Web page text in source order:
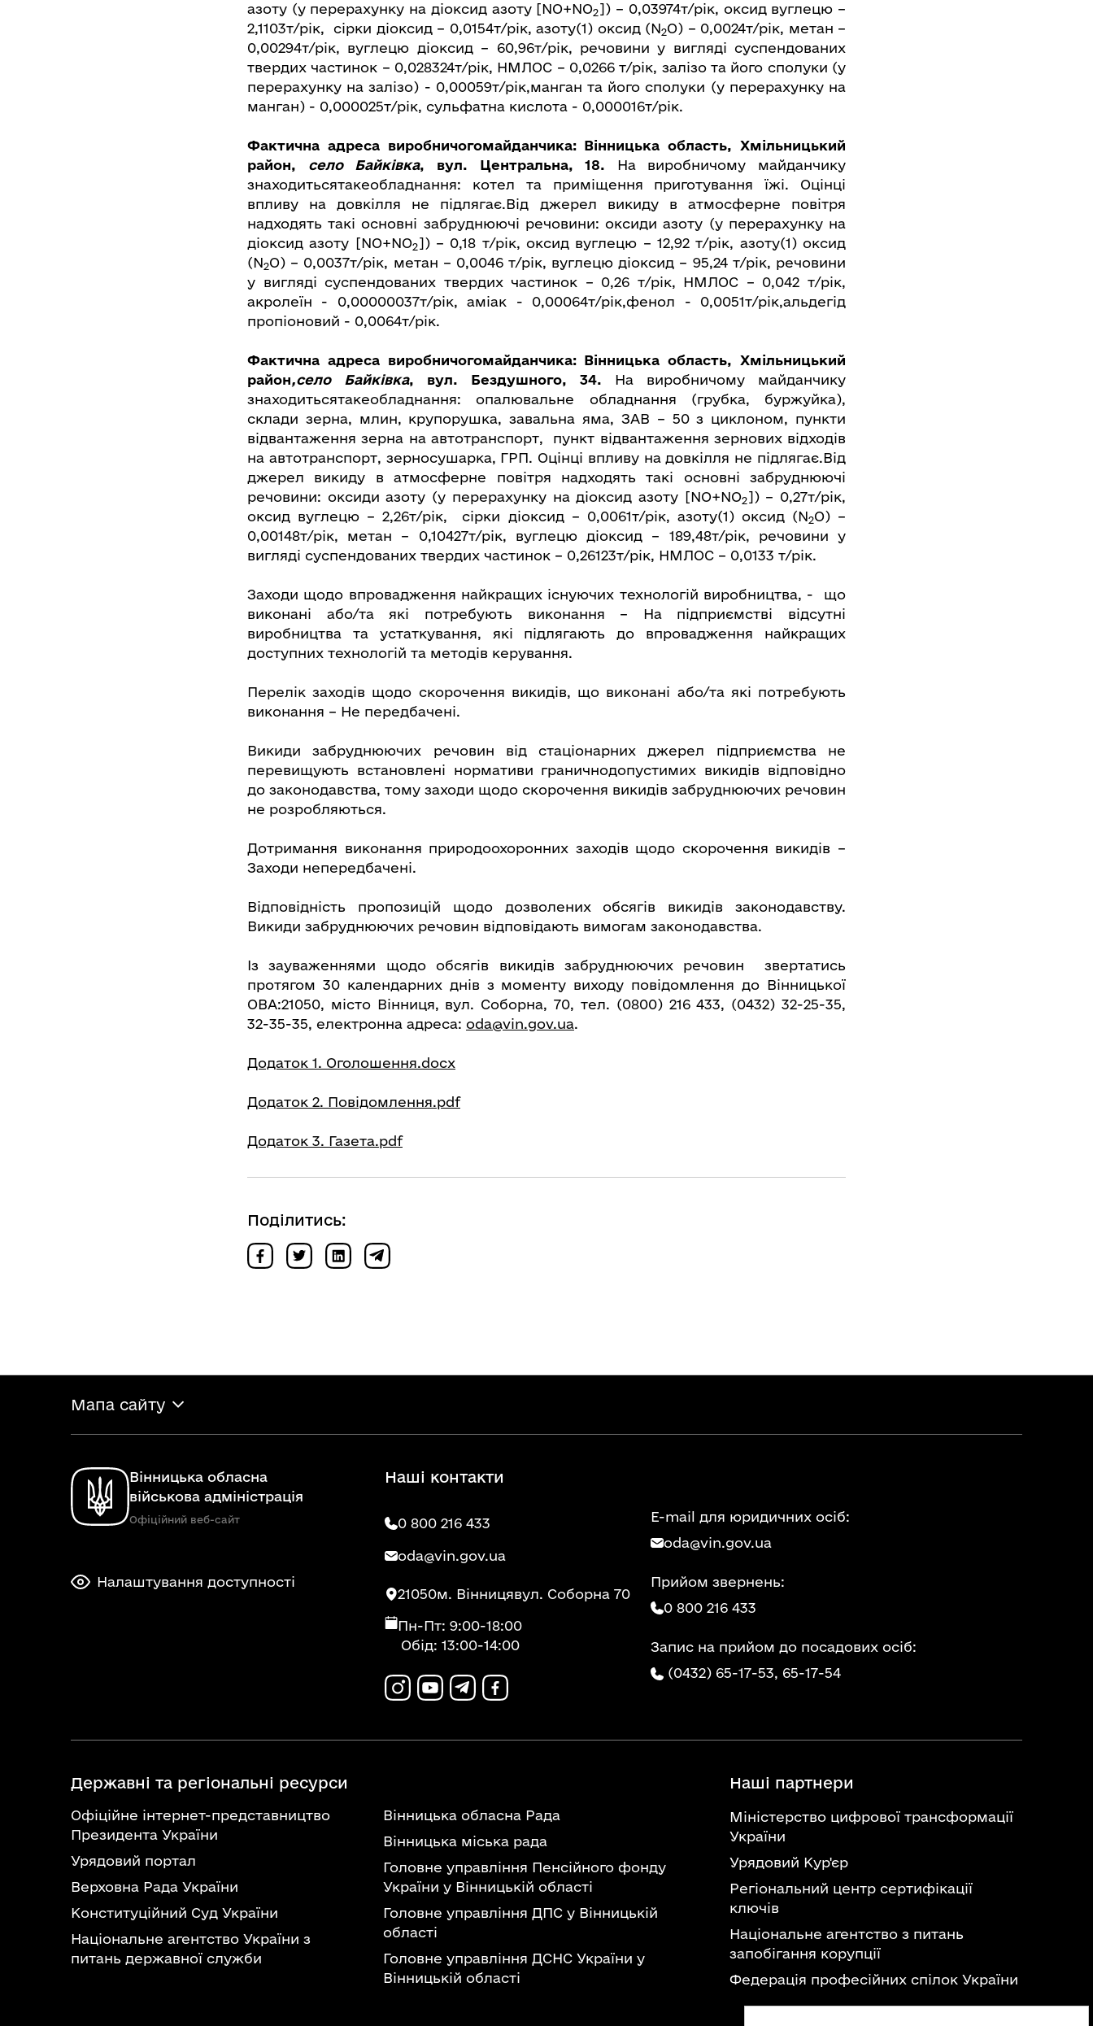
азоту (у перерахунку на діоксид азоту [NO+NO2]) – 0,03974т/рік, оксид вуглецю –
2,1103т/рік, сірки діоксид – 0,0154т/рік, азоту(1) оксид (N2O) – 0,0024т/рік, метан –
0,00294т/рік, вуглецю діоксид – 60,96т/рік, речовини у вигляді суспендованих
твердих частинок – 0,028324т/рік, НМЛОС – 0,0266 т/рік, залізо та його сполуки (у
перерахунку на залізо) - 0,00059т/рік,манган та його сполуки (у перерахунку на
манган) - 0,000025т/рік, сульфатна кислота - 0,000016т/рік.
Фактична адреса виробничогомайданчика: Вінницька область, Хмільницький
район, село Байківка, вул. Центральна, 18. На виробничому майданчику
знаходитьсятакеобладнання: котел та приміщення приготування їжі. Оцінці
впливу на довкілля не підлягає.Від джерел викиду в атмосферне повітря
надходять такі основні забруднюючі речовини: оксиди азоту (у перерахунку на
діоксид азоту [NO+NO2]) – 0,18 т/рік, оксид вуглецю – 12,92 т/рік, азоту(1) оксид
(N2O) – 0,0037т/рік, метан – 0,0046 т/рік, вуглецю діоксид – 95,24 т/рік, речовини
у вигляді суспендованих твердих частинок – 0,26 т/рік, НМЛОС – 0,042 т/рік,
акролеїн - 0,00000037т/рік, аміак - 0,00064т/рік,фенол - 0,0051т/рік,альдегід
пропіоновий - 0,0064т/рік.
Фактична адреса виробничогомайданчика: Вінницька область, Хмільницький
район,село Байківка, вул. Бездушного, 34. На виробничому майданчику
знаходитьсятакеобладнання: опалювальне обладнання (грубка, буржуйка),
склади зерна, млин, крупорушка, завальна яма, ЗАВ – 50 з циклоном, пункти
відвантаження зерна на автотранспорт, пункт відвантаження зернових відходів
на автотранспорт, зерносушарка, ГРП. Оцінці впливу на довкілля не підлягає.Від
джерел викиду в атмосферне повітря надходять такі основні забруднюючі
речовини: оксиди азоту (у перерахунку на діоксид азоту [NO+NO2]) – 0,27т/рік,
оксид вуглецю – 2,26т/рік, сірки діоксид – 0,0061т/рік, азоту(1) оксид (N2O) –
0,00148т/рік, метан – 0,10427т/рік, вуглецю діоксид – 189,48т/рік, речовини у
вигляді суспендованих твердих частинок – 0,26123т/рік, НМЛОС – 0,0133 т/рік.
Заходи щодо впровадження найкращих існуючих технологій виробництва, - що
виконані або/та які потребують виконання – На підприємстві відсутні
виробництва та устаткування, які підлягають до впровадження найкращих
доступних технологій та методів керування.
Перелік заходів щодо скорочення викидів, що виконані або/та які потребують
виконання – Не передбачені.
Викиди забруднюючих речовин від стаціонарних джерел підприємства не
перевищують встановлені нормативи граничнодопустимих викидів відповідно
до законодавства, тому заходи щодо скорочення викидів забруднюючих речовин
не розробляються.
Дотримання виконання природоохоронних заходів щодо скорочення викидів –
Заходи непередбачені.
Відповідність пропозицій щодо дозволених обсягів викидів законодавству.
Викиди забруднюючих речовин відповідають вимогам законодавства.
Із зауваженнями щодо обсягів викидів забруднюючих речовин звертатись
протягом 30 календарних днів з моменту виходу повідомлення до Вінницької
ОВА:21050, місто Вінниця, вул. Соборна, 70, тел. (0800) 216 433, (0432) 32-25-35,
32-35-35, електронна адреса: oda@vin.gov.ua.
Додаток 1. Оголошення.docx
Додаток 2. Повідомлення.pdf
Додаток 3. Газета.pdf
Поділитись:
Мапа сайту
Вінницька обласна
військова адміністрація
Офіційний веб-сайт
Налаштування доступності
Наші контакти
0 800 216 433
oda@vin.gov.ua
21050м. Вінницявул. Соборна 70
Пн-Пт: 9:00-18:00
Обід: 13:00-14:00
E-mail для юридичних осіб:
oda@vin.gov.ua
Прийом звернень:
0 800 216 433
Запис на прийом до посадових осіб:
(0432) 65-17-53, 65-17-54
Державні та регіональні ресурси
Офіційне інтернет-представництво
Президента України
Урядовий портал
Верховна Рада України
Конституційний Суд України
Національне агентство України з
питань державної служби
Вінницька обласна Рада
Вінницька міська рада
Головне управління Пенсійного фонду
України у Вінницькій області
Головне управління ДПС у Вінницькій
області
Головне управління ДСНС України у
Вінницькій області
Наші партнери
Міністерство цифрової трансформації
України
Урядовий Кур'єр
Регіональний центр сертифікації
ключів
Національне агентство з питань
запобігання корупції
Федерація професійних спілок України